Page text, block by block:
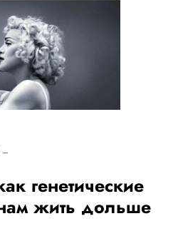
генетические
жить дольше